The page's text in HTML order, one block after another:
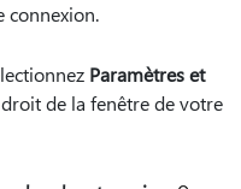
connexion.
Paramètres et
de la fenêtre de votre